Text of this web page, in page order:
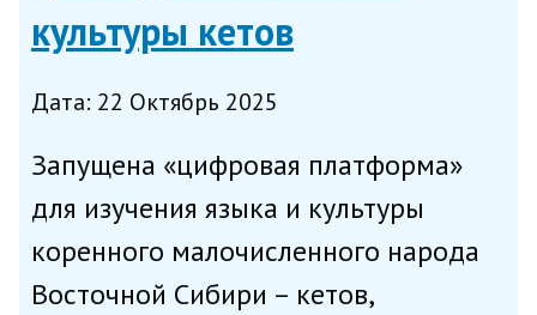
культуры кетов
Дата: 22 Октябрь 2025
Запущена «цифровая платформа»
для изучения языка и культуры
коренного малочисленного народа
Восточной Сибири – кетов,